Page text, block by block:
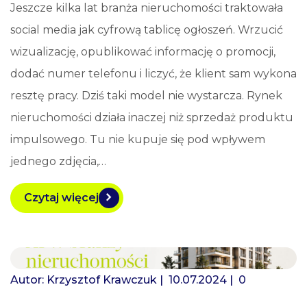
Jeszcze kilka lat branża nieruchomości traktowała
social media jak cyfrową tablicę ogłoszeń. Wrzucić
wizualizację, opublikować informację o promocji,
dodać numer telefonu i liczyć, że klient sam wykona
resztę pracy. Dziś taki model nie wystarcza. Rynek
nieruchomości działa inaczej niż sprzedaż produktu
impulsowego. Tu nie kupuje się pod wpływem
jednego zdjęcia,…
Czytaj więcej
Autor: Krzysztof Krawczuk | 10.07.2024 | 0